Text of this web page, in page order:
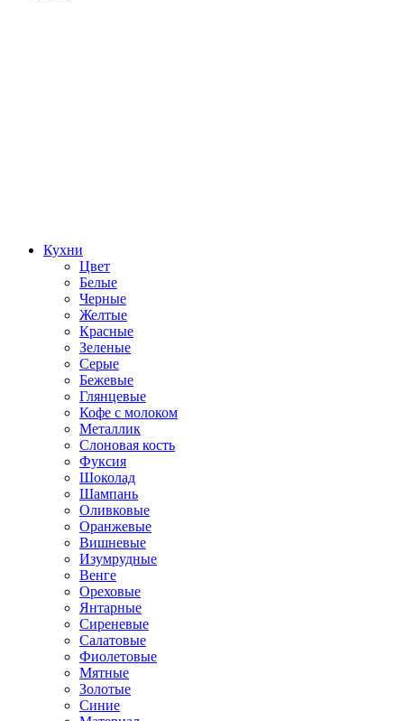
Кухни
Цвет
Белые
Черные
Желтые
Красные
Зеленые
Серые
Бежевые
Глянцевые
Кофе с молоком
Металлик
Слоновая кость
Фуксия
Шоколад
Шампань
Оливковые
Оранжевые
Вишневые
Изумрудные
Венге
Ореховые
Янтарные
Сиреневые
Салатовые
Фиолетовые
Мятные
Золотые
Синие